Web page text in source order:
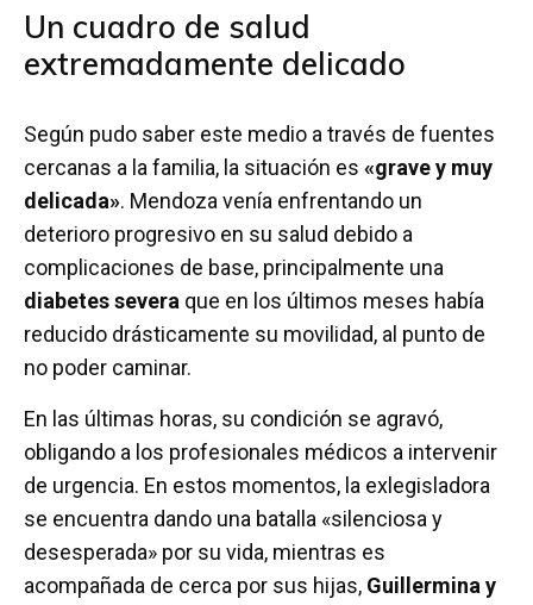
Un cuadro de salud
extremadamente delicado
Según pudo saber este medio a través de fuentes
cercanas a la familia, la situación es «grave y muy
delicada». Mendoza venía enfrentando un
deterioro progresivo en su salud debido a
complicaciones de base, principalmente una
diabetes severa que en los últimos meses había
reducido drásticamente su movilidad, al punto de
no poder caminar.
En las últimas horas, su condición se agravó,
obligando a los profesionales médicos a intervenir
de urgencia. En estos momentos, la exlegisladora
se encuentra dando una batalla «silenciosa y
desesperada» por su vida, mientras es
acompañada de cerca por sus hijas, Guillermina y